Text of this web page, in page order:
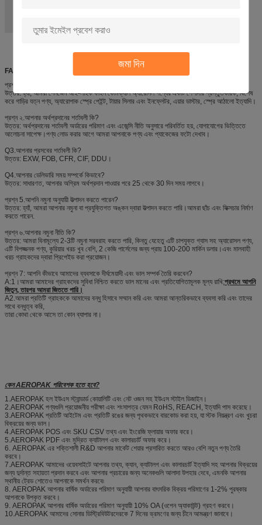
জমা দিন
FAQ
প্রশ্ন ১.আপনি প্রস্তুতকারক?
উত্তর: হ্যাঁ, আমরা শেনজেন আই-লাইক ফাইন কেমিক্যাল অ্যারোসল পণ্যের একটি পেশাদার প্রস্তুতকারক, বিশেষ
করে গাড়ির যত্ন পণ্য, অ্যারোপাক স্প্রে পেইন্ট, টায়ার সিলার এবং ইনফ্লেটর, এয়ার ডাস্টার, স্প্রে আঠালো ইত্যাদি।
প্রশ্ন ২.আপনার অর্থপ্রদানের শর্তাবলী কি?
উত্তর: অর্থপ্রদানের শর্তাবলী অর্ডারের পরিমাণ এবং এজেন্সি নীতি অনুসারে পরিবর্তিত হয়, যোগাযোগের ভিত্তিতে
আলোচনা সাপেক্ষ।পণ্য লোড করার আগে আমরা আপনাকে পণ্য এবং প্যাকেজের ফটো দেখাব।
Q3.আপনার প্রসবের শর্তাবলী কি?
উত্তর: EXW, FOB, CFR, CIF, DDU।
Q4.আপনার ডেলিভারি সময় সম্পর্কে কিভাবে?
উত্তর: সাধারণত, আপনার অগ্রিম অর্থপ্রদান পাওয়ার পরে 25 থেকে 30 দিন সময় লাগবে।
প্রশ্ন 5.আপনি নমুনা অনুযায়ী উত্পাদন করতে পারেন?
উত্তর: হ্যাঁ, আমরা আপনার নমুনা বা প্রযুক্তিগত অঙ্কন দ্বারা উত্পাদন করতে পারি।আমরা ছাঁচ এবং ফিক্সচার নির্মাণ
করতে পারেন.
প্রশ্ন ৬.আপনার নমুনা নীতি কি?
উত্তর: আমরা বিনামূল্যে 2-3টি নমুনা সরবরাহ করতে পারি, কিন্তু যেহেতু এটি চাপযুক্ত গ্যাস সহ অ্যারোসল পণ্য,
এটি বিপজ্জনক পণ্য, কুরিয়ার খরচ খুব বেশি, 2 কেজি পার্সেলের জন্য প্রায় 100-200 মার্কিন ডলার।এবং মালবাহী
খরচ গ্রাহকদের দ্বারা প্রিপেইড করা প্রয়োজন।
প্রশ্ন 7: আপনি কীভাবে আমাদের ব্যবসাকে দীর্ঘমেয়াদী এবং ভাল সম্পর্ক তৈরি করবেন?
A:1।আমরা আমাদের গ্রাহকদের সুবিধা নিশ্চিত করতে ভাল মানের এবং প্রতিযোগিতামূলক মূল্য রাখি;প্রথমে আপনি
জিতুন, তারপর আমরা জিততে পারি।
A2.আমরা প্রতিটি গ্রাহককে আমাদের বন্ধু হিসাবে সম্মান করি এবং আমরা আন্তরিকভাবে ব্যবসা করি এবং তাদের
সাথে বন্ধুত্ব করি,
তারা কোথা থেকে আসে তা কোন ব্যাপার না।
কেন AEROPAK পরিবেশক হতে হবে?
1.AEROPAK হল ইউএস স্ট্যান্ডার্ড কোয়ালিটি এবং নেট ওজন সহ ইউএস স্টাইল ডিজাইন।
2.AEROPAK পণ্যগুলি প্রয়োজনীয় পরীক্ষা এবং শংসাপত্র যেমন RoHS, REACH, ইত্যাদি পাস করেছে।
3.AEROPAK প্রতিটি আইটেম এবং প্রতিটি রঙের জন্য পৃথকভাবে বারকোড করা হয়, যা স্টক নিয়ন্ত্রণ এবং খুচরা
বিক্রয়ের জন্য ভাল।
4.AEROPAK POS এবং SKU CSV তথ্য এবং ইংরেজি ফ্লায়ার অফার করে।
5.AEROPAK PDF এবং মুদ্রিত ক্যাটালগ এবং কালারচার্ট অফার করে।
6. AEROPAK এর শক্তিশালী R&D আপনার মার্কেট শেয়ার প্রসারিত করতে আরও বেশি নতুন পণ্য তৈরি
করবে।
7.AEROPAK আমাদের ওয়েবসাইটে আপনার তথ্য, ক্যান, ক্যাটালগ এবং কালারচার্ট ইত্যাদি সহ আপনার বিক্রয়ের
জন্য দুর্দান্ত সহায়তা প্রদান করবে এবং আপনার প্রচারের জন্য অনেকগুলি আলাদা উপহার দেবে, এমনকি আপনার
স্থানীয় ট্রেড শোতেও আপনাকে সমর্থন করবে৷
8. AEROPAK আপনার বার্ষিক অর্ডারের পরিমাণ অনুযায়ী আপনার বাৎসরিক বিক্রয় পরিমাণের 1-2% পুরষ্কার
আপনাকে উপকৃত করবে।
9. AEROPAK আপনার বার্ষিক অর্ডারের পরিমাণ অনুযায়ী 10% OA (ওপেন অ্যাকাউন্ট) গ্রহণ করবে।
10.AEROPAK আমাদের সোনার ডিস্ট্রিবিউটরদেরকে 7 দিনের ভ্রমণের জন্য চীনে আমন্ত্রণ জানাবে।